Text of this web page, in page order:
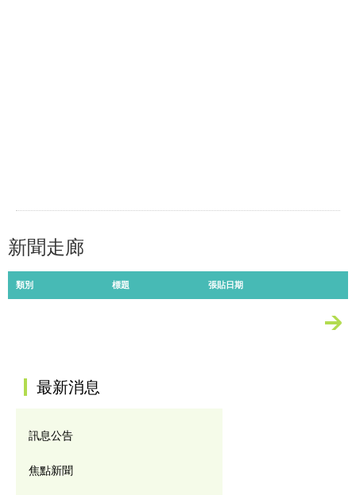
新聞走廊
類別 標題 張貼日期
更
最新消息
訊息公告
焦點新聞